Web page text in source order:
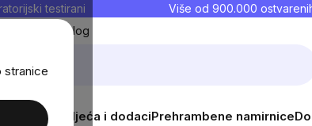
stranice
testirani Više od 900.000
Blog
Sportska odjeća i dodaciPrehrambene namirnice